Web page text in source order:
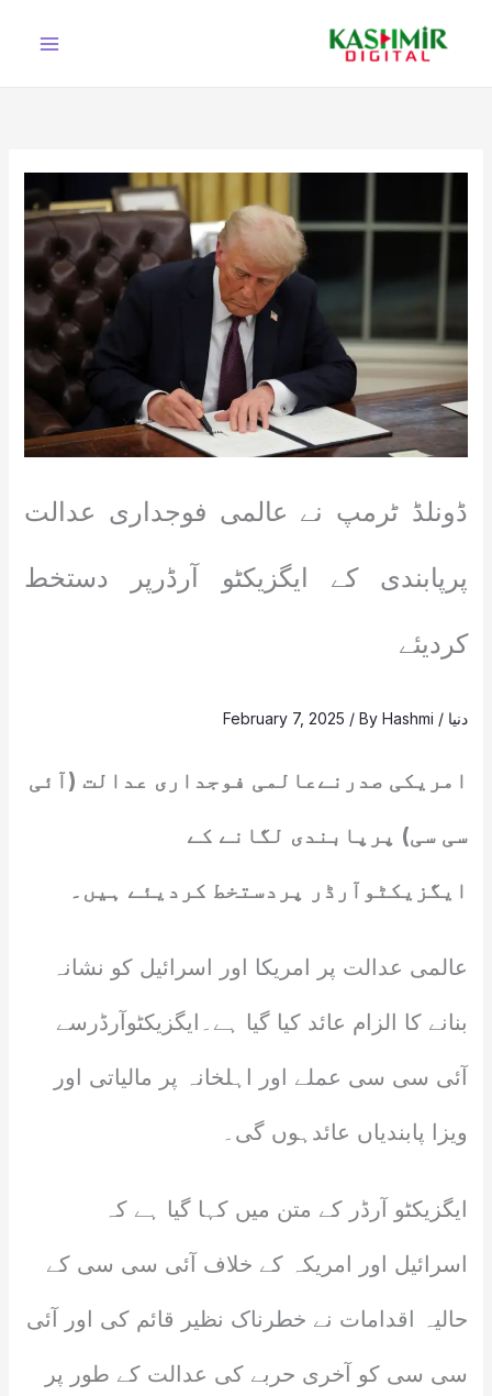
ڈونلڈ ٹرمپ نے عالمی فوجداری عدالت
پرپابندی کے ایگزیکٹو آرڈرپر دستخط
کردیئے
دنیا /
February 7, 2025 / ByHashmi
امریکی صدرنےعالمی فوجداری عدالت (آئی
سی سی) پرپابندی لگانے کے
ایگزیکٹوآرڈر پردستخط کردیئے ہیں۔
عالمی عدالت پر امریکا اور اسرائیل کو نشانہ
بنانے کا الزام عائد کیا گیا ہے۔ایگزیکٹوآرڈرسے
آئی سی سی عملے اور اہلخانہ پر مالیاتی اور
ویزا پابندیاں عائدہوں گی۔
ایگزیکٹو آرڈر کے متن میں کہا گیا ہے کہ
اسرائیل اور امریکہ کے خلاف آئی سی سی کے
حالیہ اقدامات نے خطرناک نظیر قائم کی اور آئی
سی سی کو آخری حربے کی عدالت کے طور پر